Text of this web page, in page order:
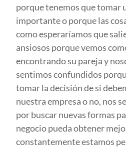
porque tenemos que tomar
importante o porque las
como esperaríamos que
ansiosos porque vemos
encontrando su pareja y
sentimos confundidos
tomar la decisión de si
nuestra empresa o no, nos
por buscar nuevas formas
negocio pueda obtener
constantemente estamos